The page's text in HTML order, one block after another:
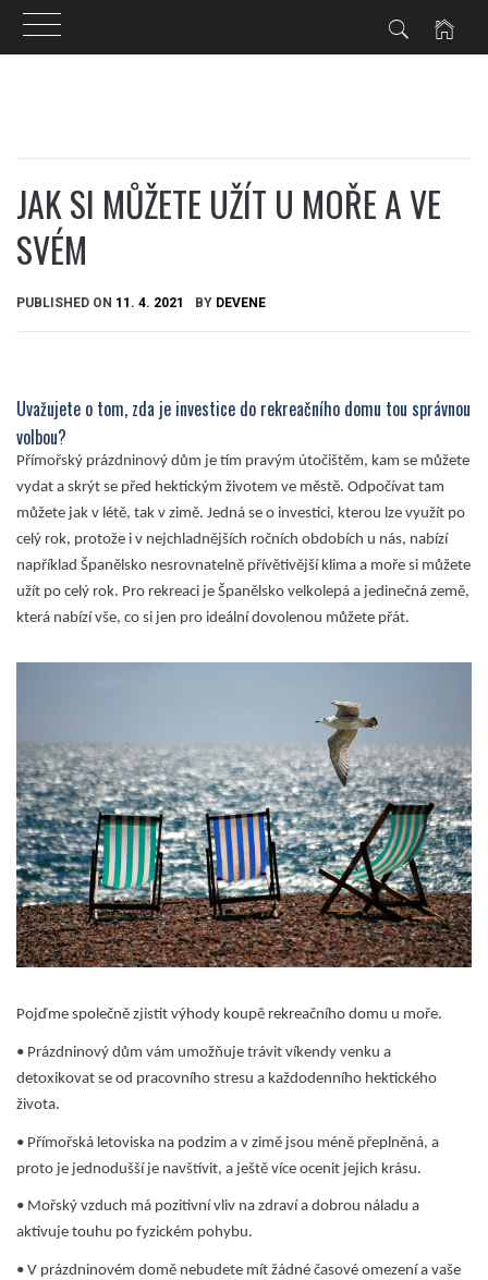
JAK SI MŮŽETE UŽÍT U MOŘE A VE
SVÉM
PUBLISHED ON 11. 4. 2021 BY DEVENE
Uvažujete o tom, zda je investice do rekreačního domu tou správnou
volbou?
Přímořský prázdninový dům je tím pravým útočištěm, kam se můžete
vydat a skrýt se před hektickým životem ve městě. Odpočívat tam
můžete jak v létě, tak v zimě. Jedná se o investici, kterou lze využít po
celý rok, protože i v nejchladnějších ročních obdobích u nás, nabízí
například Španělsko nesrovnatelně přívětivější klima a moře si můžete
užít po celý rok. Pro rekreaci je Španělsko velkolepá a jedinečná země,
která nabízí vše, co si jen pro ideální dovolenou můžete přát.
Pojďme společně zjistit výhody koupě rekreačního domu u moře.
• Prázdninový dům vám umožňuje trávit víkendy venku a
detoxikovat se od pracovního stresu a každodenního hektického
života.
• Přímořská letoviska na podzim a v zimě jsou méně přeplněná, a
proto je jednodušší je navštívit, a ještě více ocenit jejich krásu.
• Mořský vzduch má pozitivní vliv na zdraví a dobrou náladu a
aktivuje touhu po fyzickém pohybu.
• V prázdninovém domě nebudete mít žádné časové omezení a vaše